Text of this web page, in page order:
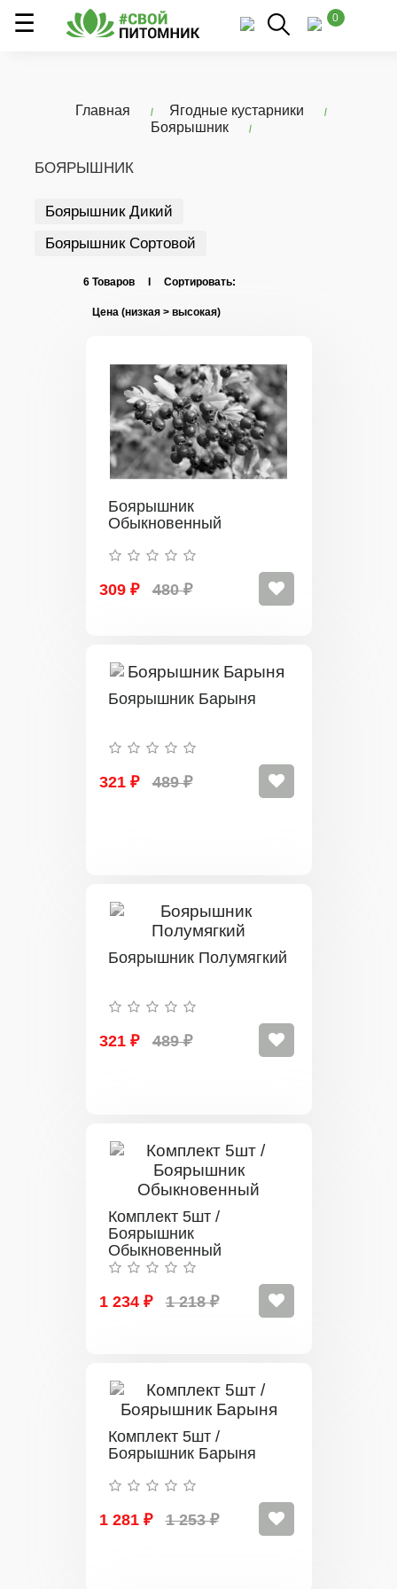
0
Главная
Ягодные кустарники
Боярышник
БОЯРЫШНИК
Боярышник Дикий
Боярышник Сортовой
6 Товаров I Сортировать:
Боярышник
Обыкновенный
309 ₽ 480 ₽
Боярышник Барыня
321 ₽ 489 ₽
Боярышник Полумягкий
321 ₽ 489 ₽
Комплект 5шт /
Боярышник
Обыкновенный
1 234 ₽ 1 218 ₽
Комплект 5шт /
Боярышник Барыня
1 281 ₽ 1 253 ₽